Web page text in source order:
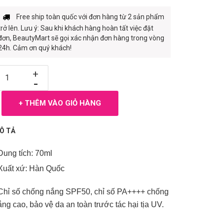
Free ship toàn quốc với đơn hàng từ 2 sản phẩm
lên. Lưu ý: Sau khi khách hàng hoàn tất việc đặt
BeautyMart sẽ gọi xác nhận đơn hàng trong vòng
Cảm ơn quý khách!
-
+
+ THÊM VÀO GIỎ HÀNG
TẢ
tích: 70ml
xứ: Hàn Quốc
số chống nắng SPF50, chỉ số PA++++ chống
cao, bảo vệ da an toàn trước tác hại tịa UV.